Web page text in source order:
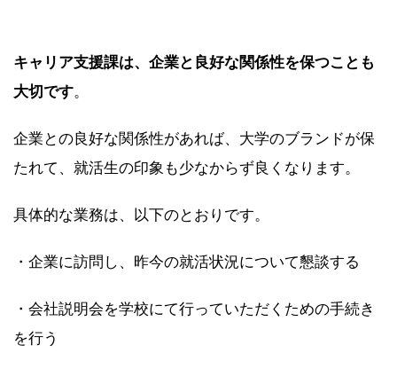
キャリア支援課は、企業と良好な関係性を保つことも
大切です。
企業との良好な関係性があれば、大学のブランドが保
たれて、就活生の印象も少なからず良くなります。
具体的な業務は、以下のとおりです。
・企業に訪問し、昨今の就活状況について懇談する
・会社説明会を学校にて行っていただくための手続き
を行う